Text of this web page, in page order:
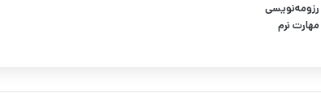
رزومه‌نویسی
مهارت نرم